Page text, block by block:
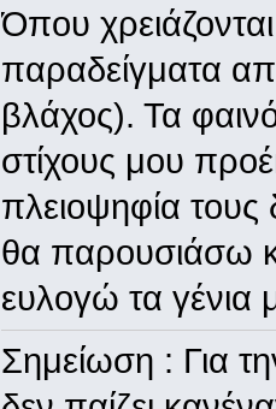
Όπου
παραδείγματα
βλάχος). Τα
στίχους μου
πλειοψηφία τους
θα παρουσιάσω
ευλογώ τα γένια
Σημείωση : Για